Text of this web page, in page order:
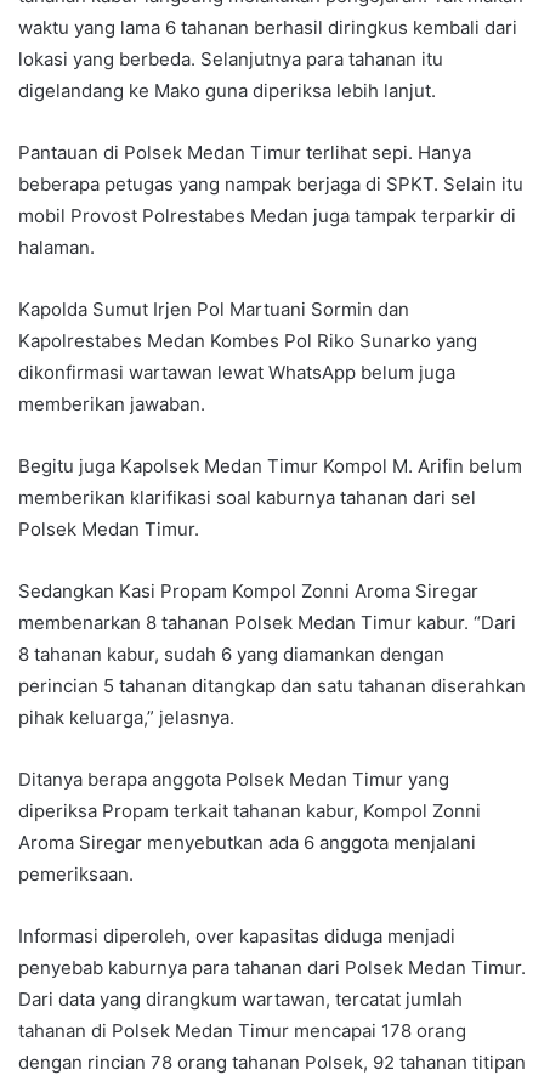
waktu yang lama 6 tahanan berhasil diringkus kembali dari
lokasi yang berbeda. Selanjutnya para tahanan itu
digelandang ke Mako guna diperiksa lebih lanjut.
Pantauan di Polsek Medan Timur terlihat sepi. Hanya
beberapa petugas yang nampak berjaga di SPKT. Selain itu
mobil Provost Polrestabes Medan juga tampak terparkir di
halaman.
Kapolda Sumut Irjen Pol Martuani Sormin dan
Kapolrestabes Medan Kombes Pol Riko Sunarko yang
dikonfirmasi wartawan lewat WhatsApp belum juga
memberikan jawaban.
Begitu juga Kapolsek Medan Timur Kompol M. Arifin belum
memberikan klarifikasi soal kaburnya tahanan dari sel
Polsek Medan Timur.
Sedangkan Kasi Propam Kompol Zonni Aroma Siregar
membenarkan 8 tahanan Polsek Medan Timur kabur. “Dari
8 tahanan kabur, sudah 6 yang diamankan dengan
perincian 5 tahanan ditangkap dan satu tahanan diserahkan
pihak keluarga,” jelasnya.
Ditanya berapa anggota Polsek Medan Timur yang
diperiksa Propam terkait tahanan kabur, Kompol Zonni
Aroma Siregar menyebutkan ada 6 anggota menjalani
pemeriksaan.
Informasi diperoleh, over kapasitas diduga menjadi
penyebab kaburnya para tahanan dari Polsek Medan Timur.
Dari data yang dirangkum wartawan, tercatat jumlah
tahanan di Polsek Medan Timur mencapai 178 orang
dengan rincian 78 orang tahanan Polsek, 92 tahanan titipan